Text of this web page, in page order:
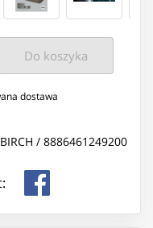
Do koszyka
dostawa
/ 8886461249200